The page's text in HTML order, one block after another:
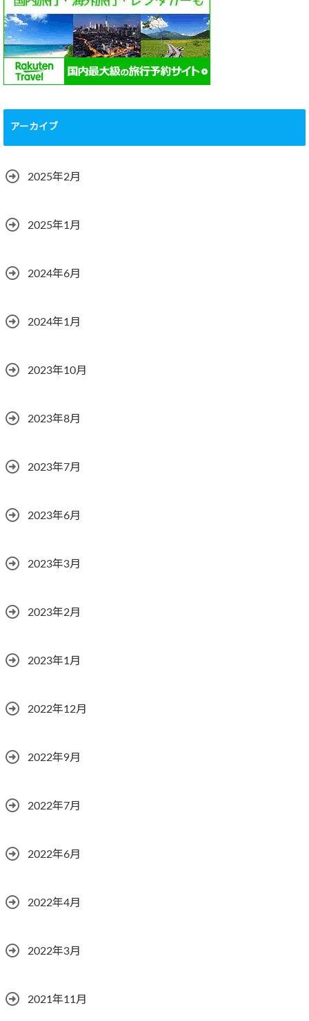
アーカイブ
2025年2月
2025年1月
2024年6月
2024年1月
2023年10月
2023年8月
2023年7月
2023年6月
2023年3月
2023年2月
2023年1月
2022年12月
2022年9月
2022年7月
2022年6月
2022年4月
2022年3月
2021年11月